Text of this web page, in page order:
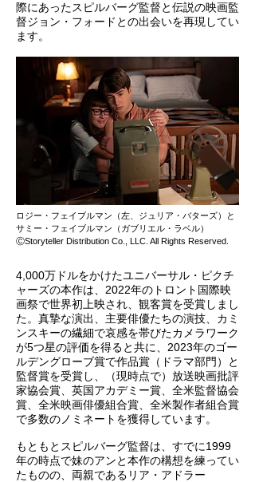
際にあったスピルバーグ監督と伝説の映画監
督ジョン・フォードとの出会いを再現してい
ます。
ロジー・フェイブルマン（左、ジュリア・バターズ）と
サミー・フェイブルマン（ガブリエル・ラベル）
ⒸStoryteller Distribution Co., LLC. All Rights Reserved.
4,000万ドルをかけたユニバーサル・ピクチ
ャーズの本作は、2022年のトロント国際映
画祭で世界初上映され、観客賞を受賞しまし
た。真摯な演出、主要俳優たちの演技、カミ
ンスキーの繊細で哀感を帯びたカメラワーク
が5つ星の評価を得ると共に、2023年のゴー
ルデングローブ賞で作品賞（ドラマ部門）と
監督賞を受賞し、（現時点で）放送映画批評
家協会賞、英国アカデミー賞、全米監督協会
賞、全米映画俳優組合賞、全米製作者組合賞
で多数のノミネートを獲得しています。
もともとスピルバーグ監督は、すでに1999
年の時点で妹のアンと本作の構想を練ってい
たものの、両親であるリア・アドラー